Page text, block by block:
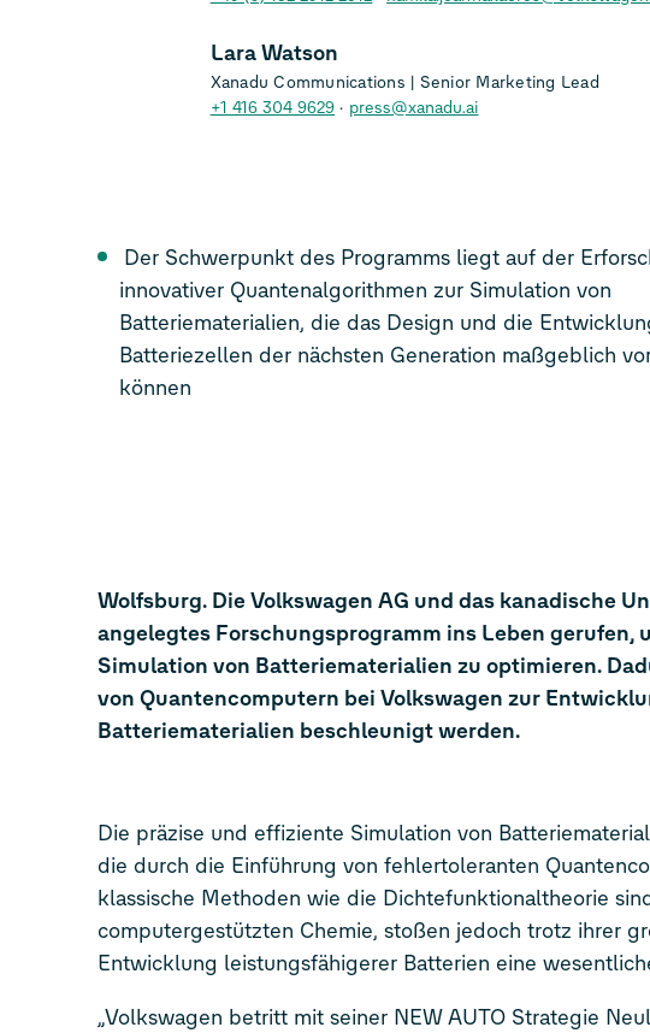
Lara Watson
Xanadu Communications | Senior Marketing Lead
+1 416 304 9629
press@xanadu.ai
Der Schwerpunkt des Programms liegt auf der Erforschung
innovativer Quantenalgorithmen zur Simulation von
Batteriematerialien, die das Design und die
Batteriezellen der nächsten Generation maßgeblich
Wolfsburg. Die Volkswagen AG und das kanadische
angelegtes Forschungsprogramm ins Leben
Simulation von Batteriematerialien zu optimieren.
von Quantencomputern bei Volkswagen zur
Batteriematerialien beschleunigt werden.
Die präzise und effiziente Simulation von
die durch die Einführung von fehlertoleranten
klassische Methoden wie die Dichtefunktionaltheorie
computergestützten Chemie, stoßen jedoch trotz ihrer
Entwicklung leistungsfähigerer Batterien eine
„Volkswagen betritt mit seiner NEW AUTO Strategie